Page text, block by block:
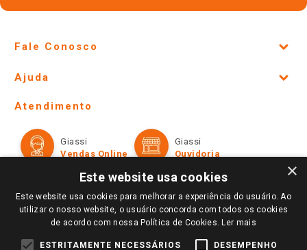
Fale Conosco
Lojas Físicas e Horários
Ofertas
Televendas
Perguntas frequentes
Trabalhe Conosco
Identidade Visual
Ajuda
Formas de Pagamento
Políticas de entrega
Trocas e Devoluções
Atendimento
Giassi
Vendas Online
Giassi
Ouvidoria
Redes Sociais
×
Este website usa cookies
Este website usa cookies para melhorar a experiência do usuário. Ao
utilizar o nosso website, o usuário concorda com todos os cookies
de acordo com nossa Política de Cookies. Ler mais
ESTRITAMENTE NECESSÁRIOS DESEMPENHO